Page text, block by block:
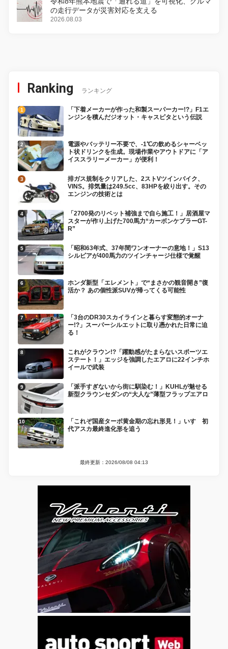
の走行データが災害対応を支える
2026.08.03
Ranking ランキング
「下着メーカーが作った和製スーパーカー!?」F1エ
ンジンを積んだジオット・キャスピタという伝説
電源やバッテリー不要で、-1℃の飲めるシャーベッ
ト状ドリンクを生成。現場作業やアウトドアに「ア
イススラリーメーカー」が便利！
排ガス規制をクリアした、2ストVツインバイク、
VINS。排気量は249.5cc、83HPを絞り出す。その
エンジンの技術とは
「2700発のリベット補強まで自ら施工！」居酒屋マ
スターが作り上げた700馬力“カーボンケブラーGT-
R”
「昭和63年式、37年間ワンオーナーの意地！」S13
シルビアが400馬力のツインチャージ仕様で覚醒
ホンダ新型「エレメント」で“まさかの観音開き”復
活か？ あの個性派SUVが帰ってくる可能性
「3台のDR30スカイラインと暮らす変態的オーナ
ー!?」スーパーシルエットに取り憑かれた日常に迫
る！
これがクラウン!?「躍動感がたまらないスポーツエ
ステート！」エッジを強調したエアロに22インチホ
イールで武装
「派手すぎないから街に馴染む！」KUHLが魅せる
新型クラウンセダンの“大人な”薄型フラップエアロ
「これぞ国産ターボ黄金期の忘れ形見！」いすゞ初
代アスカ最終進化形を追う
最終更新：2026/08/08 04:13